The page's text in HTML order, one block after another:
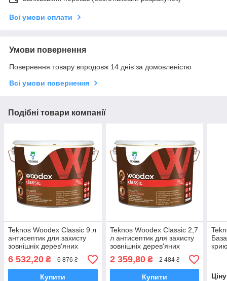
Всі умови оплати
Умови повернення
Повернення товару впродовж 14 днів за домовленістю
Всі умови повернення
Подібні товари компанії
Teknos Woodex Classic 9 л
антисептик для захисту
зовнішніх дерев'яних
6 532,20 ₴ 6 876 ₴
Купити
Teknos Woodex Classic 2,7
л антисептик для захисту
зовнішніх дерев'яних
2 359,80₴ 2 484 ₴
Купити